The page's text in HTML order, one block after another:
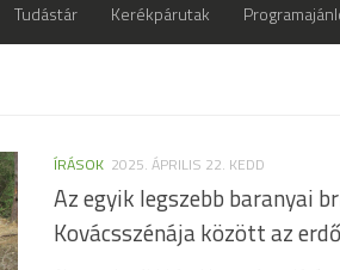
Tudástár Kerékpárutak
ÍRÁSOK 2025. ÁPRILIS 22. KEDD
Az egyik legszebb baranyai
Kovácsszénája között az